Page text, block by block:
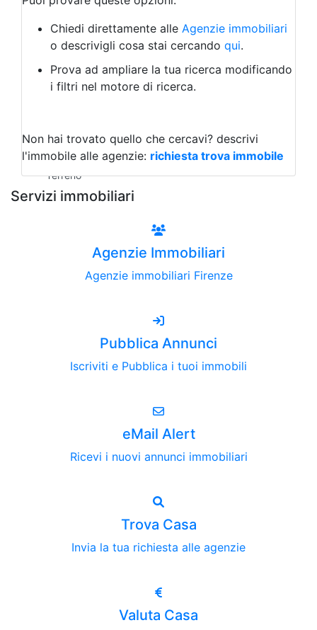
Albergo
Laboratorio Artigianale
Negozio/locale commerciale
Agriturismo
Magazzini
Qualsiasi
Terreno edificabile
Terreno
Chiedi direttamente alle Agenzie immobiliari
o descrivigli cosa stai cercando qui.
Prova ad ampliare la tua ricerca modificando
i filtri nel motore di ricerca.
Non hai trovato quello che cercavi? descrivi
l'immobile alle agenzie: richiesta trova immobile
Servizi immobiliari
Agenzie Immobiliari
Agenzie immobiliari Firenze
Pubblica Annunci
Iscriviti e Pubblica i tuoi immobili
eMail Alert
Ricevi i nuovi annunci immobiliari
Trova Casa
Invia la tua richiesta alle agenzie
Valuta Casa